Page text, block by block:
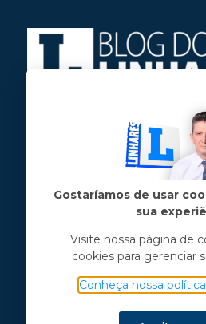
Jose Linhares Jr é
Formado em
e tem pós-graduações
e marketing político.
Menu principal
Gostaríamos de usar
sua
Visite nossa página de
cookies para gerenciar
Conheça nossa